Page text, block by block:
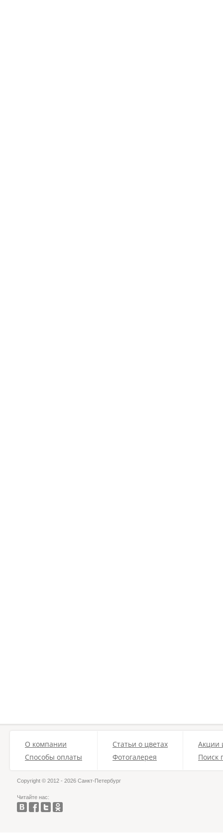
О компании
Способы оплаты
Статьи о цветах
Фотогалерея
Акции
Поиск
Copyright © 2012 - 2026 Санкт-Петербург
Читайте нас: